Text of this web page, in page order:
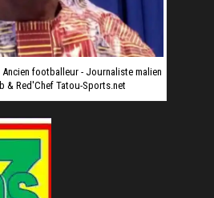
footballeur - Journaliste malien
& Red'Chef Tatou-Sports.net